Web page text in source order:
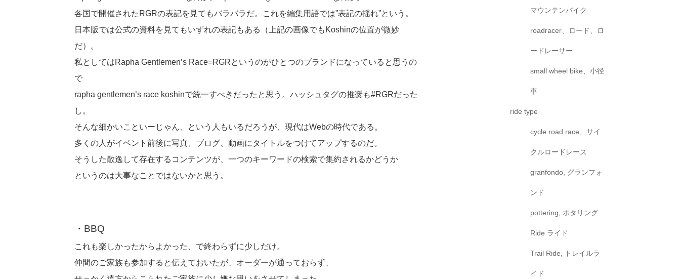
各国で開催されたRGRの表記を見てもバラバラだ。これを編集用語では”表記の揺れ”という。
日本版では公式の資料を見てもいずれの表記もある（上記の画像でもKoshinの位置が微妙
だ）。
私としてはRapha Gentlemen’s Race=RGRというのがひとつのブランドになっていると思うの
で
rapha gentlemen’s race koshinで統一すべきだったと思う。ハッシュタグの推奨も#RGRだった
し。
そんな細かいこといーじゃん、という人もいるだろうが、現代はWebの時代である。
多くの人がイベント前後に写真、ブログ、動画にタイトルをつけてアップするのだ。
そうした散逸して存在するコンテンツが、一つのキーワードの検索で集約されるかどうか
というのは大事なことではないかと思う。
・BBQ
これも楽しかったからよかった、で終わらずに少しだけ。
仲間のご家族も参加すると伝えておいたが、オーダーが通っておらず、
マウンテンバイク
roadracer、ロード、ロ
ードレーサー
small wheel bike、小径
車
ride type
cycle road race、サイ
クルロードレース
granfondo, グランフォ
ンド
pottering, ポタリング
Ride ライド
Trail Ride, トレイルラ
イド